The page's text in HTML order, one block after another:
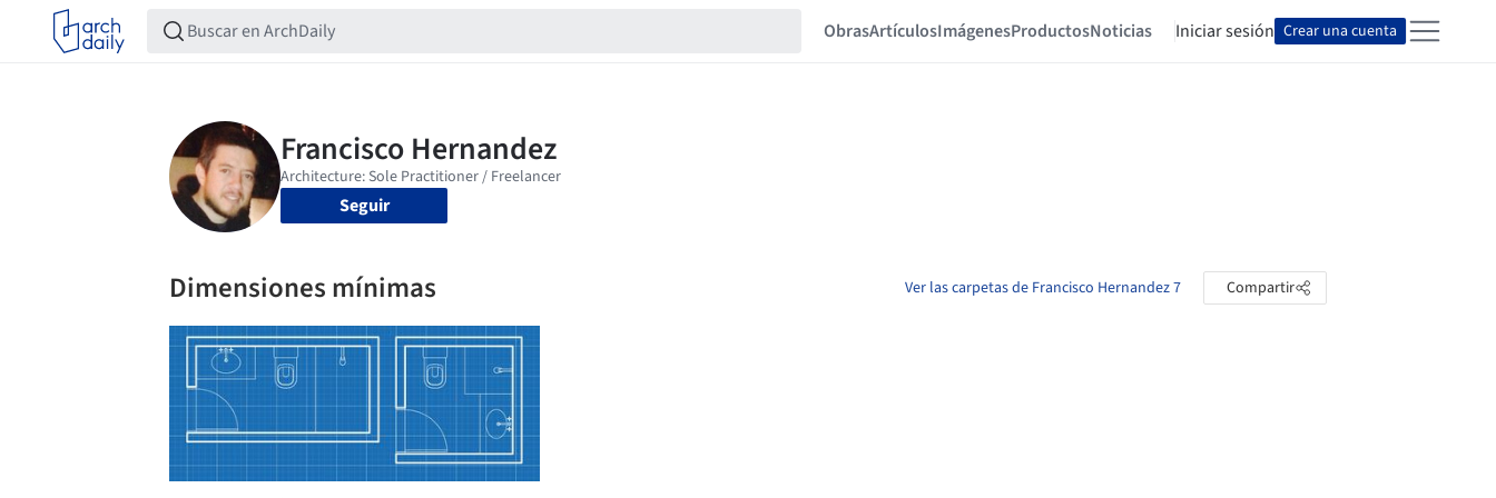
ObrasArtículosImágenesProductosNoticias Iniciar sesión Crear una cuenta
Seguir
Dimensiones mínimas Ver las carpetas de Francisco Hernandez 7 Compartir